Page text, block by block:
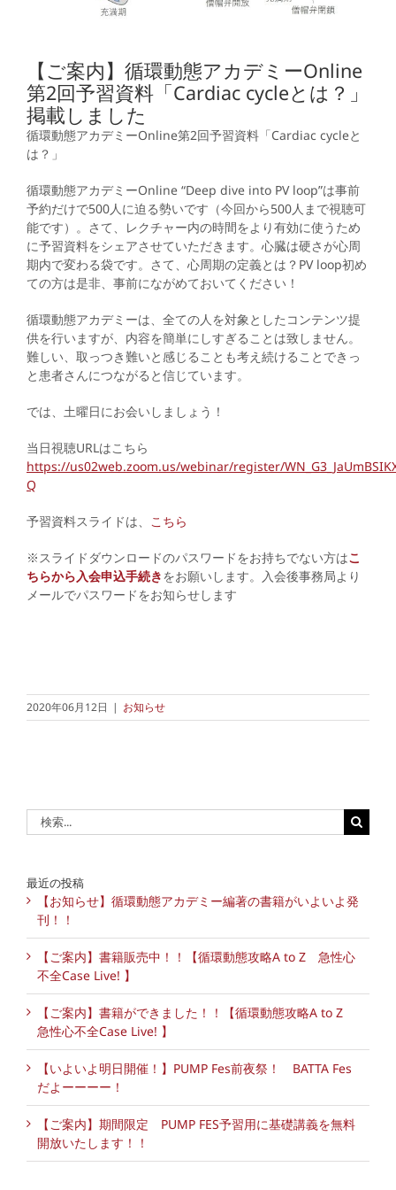
【ご案内】循環動態アカデミーOnline
第2回予習資料「Cardiac cycleとは？」
掲載しました
循環動態アカデミーOnline第2回予習資料「Cardiac cycleと
は？」
循環動態アカデミーOnline “Deep dive into PV loop”は事前
予約だけで500人に迫る勢いです（今回から500人まで視聴可
能です）。さて、レクチャー内の時間をより有効に使うため
に予習資料をシェアさせていただきます。心臓は硬さが心周
期内で変わる袋です。さて、心周期の定義とは？PV loop初め
ての方は是非、事前にながめておいてください！
循環動態アカデミーは、全ての人を対象としたコンテンツ提
供を行いますが、内容を簡単にしすぎることは致しません。
難しい、取っつき難いと感じることも考え続けることできっ
と患者さんにつながると信じています。
では、土曜日にお会いしましょう！
当日視聴URLはこちら
https://us02web.zoom.us/webinar/register/
Q
予習資料スライドは、 こちら
※スライドダウンロードのパスワードをお持ちでない方はこ
ちらから入会申込手続きをお願いします。入会後事務局より
メールでパスワードをお知らせします
2020年06月12日 | お知らせ
索
最近の投稿
【お知らせ】循環動態アカデミー編著の書籍がいよいよ発
刊！！
【ご案内】書籍販売中！！【循環動態攻略A to Z 急性心
不全Case Live! 】
【ご案内】書籍ができました！！【循環動態攻略A to Z
急性心不全Case Live! 】
【いよいよ明日開催！】PUMP Fes前夜祭！ BATTA Fes
だよーーーー！
【ご案内】期間限定 PUMP FES予習用に基礎講義を無料
開放いたします！！